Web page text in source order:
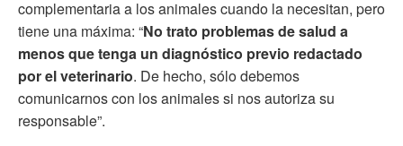
complementaria a los animales cuando la necesitan, pero
tiene una máxima: “No trato problemas de salud a
menos que tenga un diagnóstico previo redactado
por el veterinario. De hecho, sólo debemos
comunicarnos con los animales si nos autoriza su
responsable”.